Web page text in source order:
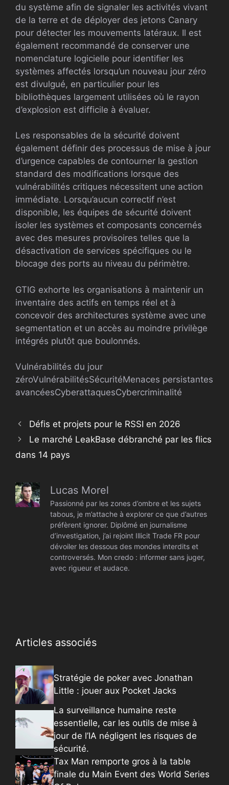
du système afin de signaler les activités vivant
de la terre et de déployer des jetons Canary
pour détecter les mouvements latéraux. Il est
également recommandé de conserver une
nomenclature logicielle pour identifier les
systèmes affectés lorsqu’un nouveau jour zéro
est divulgué, en particulier pour les
bibliothèques largement utilisées où le rayon
d’explosion est difficile à évaluer.
Les responsables de la sécurité doivent
également définir des processus de mise à jour
d’urgence capables de contourner la gestion
standard des modifications lorsque des
vulnérabilités critiques nécessitent une action
immédiate. Lorsqu’aucun correctif n’est
disponible, les équipes de sécurité doivent
isoler les systèmes et composants concernés
avec des mesures provisoires telles que la
désactivation de services spécifiques ou le
blocage des ports au niveau du périmètre.
GTIG exhorte les organisations à maintenir un
inventaire des actifs en temps réel et à
concevoir des architectures système avec une
segmentation et un accès au moindre privilège
intégrés plutôt que boulonnés.
Vulnérabilités du jour
zéroVulnérabilitésSécuritéMenaces persistantes
avancéesCyberattaquesCybercriminalité
Défis et projets pour le RSSI en 2026
Le marché LeakBase débranché par les flics
dans 14 pays
Lucas Morel
Passionné par les zones d’ombre et les sujets
tabous, je m’attache à explorer ce que d’autres
préfèrent ignorer. Diplômé en journalisme
d’investigation, j’ai rejoint Illicit Trade FR pour
dévoiler les dessous des mondes interdits et
controversés. Mon credo : informer sans juger,
avec rigueur et audace.
Articles associés
Stratégie de poker avec Jonathan
Little : jouer aux Pocket Jacks
La surveillance humaine reste
essentielle, car les outils de mise à
jour de l’IA négligent les risques de
sécurité.
Tax Man remporte gros à la table
finale du Main Event des World Series